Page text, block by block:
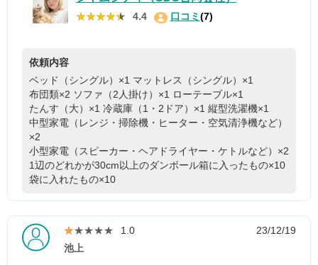
★★★★★
★★★★★ 4.4 口コミ(7)
依頼内容
ベッド（シングル）×1 マットレス（シングル）×1
布団類×2 ソファ（2人掛け）×1 ローテーブル×1
たんす（大）×1 冷蔵庫（1・2ドア）×1 縦型洗濯機×1
中型家電（レンジ・掃除機・ヒーター・空気清浄機など）
×2
小型家電（スピーカー・ヘアドライヤー・ケトルなど）×2
1辺のどれかが30cm以上のダンボール箱に入ったもの×10
袋に入れたもの×10
★★★★★
★★★★★ 1.0
23/12/19
池上